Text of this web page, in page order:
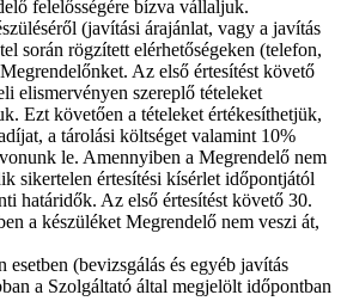
felelősségére bízva vállaljuk.
(javítási árajánlat, vagy a javítás
során rögzített elérhetőségeken (telefon,
Az első értesítést követő
elismervényen szereplő tételeket
Ezt követően a tételeket értékesíthetjük,
a tárolási költséget valamint 10%
le. Amennyiben a Megrendelő nem
sikertelen értesítési kísérlet időpontjától
határidők. Az első értesítést követő 30.
a készüléket Megrendelő nem veszi át,
esetben (bevizsgálás és egyéb javítás
a Szolgáltató által megjelölt időpontban